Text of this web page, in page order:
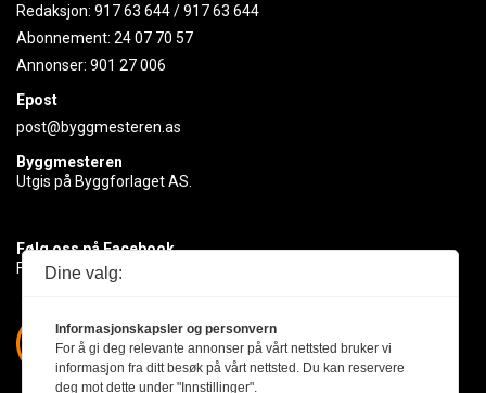
Redaksjon: 917 63 644/917 63 644
Abonnement: 24 07 70 57
Annonser: 901 27 006
Epost
post@byggmesteren.as
Byggmesteren
Utgis på Byggforlaget AS.
Følg oss på Facebook
Få med deg det siste innen byggebransjen
Dine valg:
Informasjonskapsler og personvern
For å gi deg relevante annonser på vårt nettsted bruker vi
informasjon fra ditt besøk på vårt nettsted. Du kan reservere
deg mot dette under "Innstillinger".